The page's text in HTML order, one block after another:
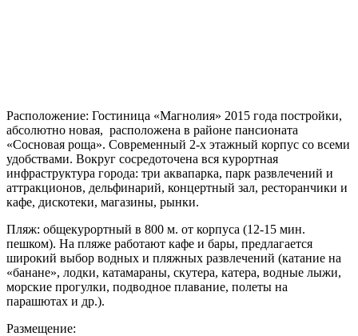
Расположение: Гостиница «Магнолия» 2015 года постройки,
абсолютно новая, расположена в районе пансионата
«Сосновая роща». Современный 2-х этажный корпус со всеми
удобствами. Вокруг сосредоточена вся курортная
инфраструктура города: три аквапарка, парк развлечений и
аттракционов, дельфинарий, концертный зал, ресторанчики и
кафе, дискотеки, магазины, рынки.
Пляж: общекурортный в 800 м. от корпуса (12-15 мин.
пешком). На пляже работают кафе и бары, предлагается
широкий выбор водных и пляжных развлечений (катание на
«банане», лодки, катамараны, скутера, катера, водные лыжи,
морские прогулки, подводное плавание, полеты на
парашютах и др.).
Размещение: